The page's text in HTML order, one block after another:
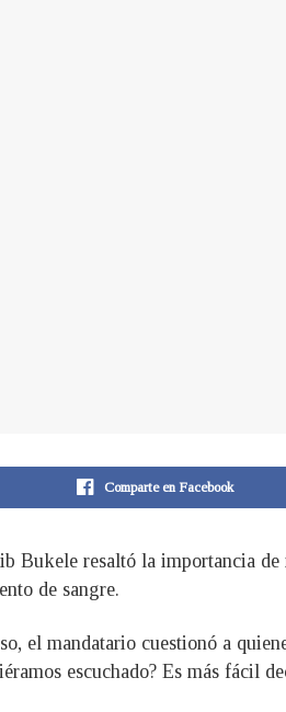
Comparte en Facebook
Bukele resaltó la importancia
de sangre.
el mandatario cuestionó a
escuchado? Es más fácil